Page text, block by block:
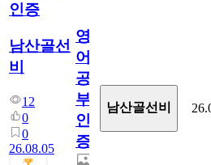
인증
남산골선
비
12
0
0
26.08.05
영
어
공
부
인
증
남산골선비